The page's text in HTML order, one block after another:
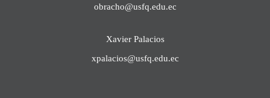
obracho@usfq.edu.ec
Xavier Palacios
xpalacios@usfq.edu.ec